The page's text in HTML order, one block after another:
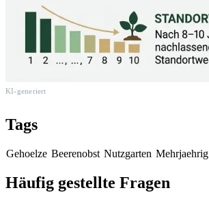
KI-generiert
Tags
Gehoelze Beerenobst Nutzgarten Mehrjaehrig
Häufig gestellte Fragen